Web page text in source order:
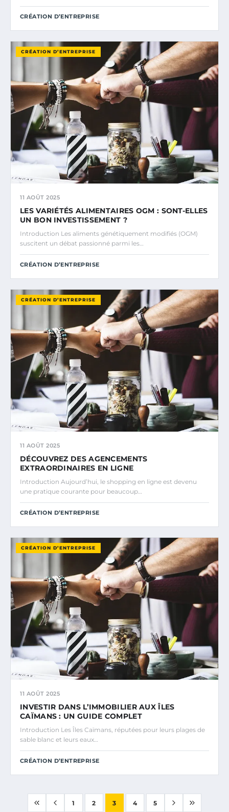
CRÉATION D’ENTREPRISE
CRÉATION D’ENTREPRISE
11 AOÛT 2025
LES VARIÉTÉS ALIMENTAIRES OGM : SONT-ELLES
UN BON INVESTISSEMENT ?
Introduction Les aliments génétiquement modifiés (OGM)
suscitent un débat passionné parmi les…
CRÉATION D’ENTREPRISE
CRÉATION D’ENTREPRISE
11 AOÛT 2025
DÉCOUVREZ DES AGENCEMENTS
EXTRAORDINAIRES EN LIGNE
Introduction Aujourd’hui, le shopping en ligne est devenu
une pratique courante pour beaucoup…
CRÉATION D’ENTREPRISE
CRÉATION D’ENTREPRISE
11 AOÛT 2025
INVESTIR DANS L’IMMOBILIER AUX ÎLES
CAÏMANS : UN GUIDE COMPLET
Introduction Les Îles Caïmans, réputées pour leurs plages de
sable blanc et leurs eaux…
CRÉATION D’ENTREPRISE
1 2 3 4 5